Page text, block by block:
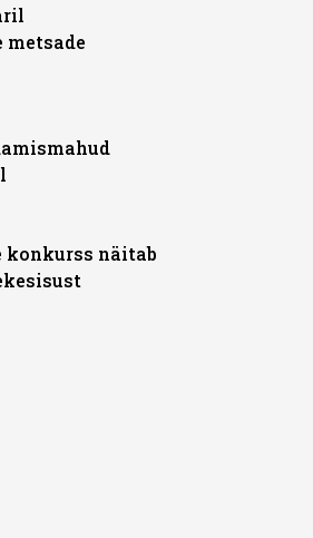
konkurss näitab